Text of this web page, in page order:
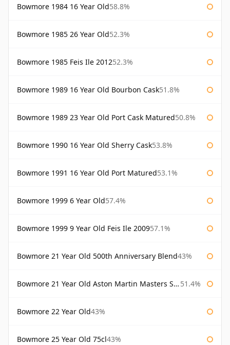
Bowmore 1984 16 Year Old58.8%
Bowmore 1985 26 Year Old52.3%
Bowmore 1985 Feis Ile 201252.3%
Bowmore 1989 16 Year Old Bourbon Cask51.8%
Bowmore 1989 23 Year Old Port Cask Matured50.8%
Bowmore 1990 16 Year Old Sherry Cask53.8%
Bowmore 1991 16 Year Old Port Matured53.1%
Bowmore 1999 6 Year Old57.4%
Bowmore 1999 9 Year Old Feis Ile 200957.1%
Bowmore 21 Year Old 500th Anniversary Blend43%
Bowmore 21 Year Old Aston Martin Masters Selection 2024 51.4%
Bowmore 22 Year Old43%
Bowmore 25 Year Old 75cl43%